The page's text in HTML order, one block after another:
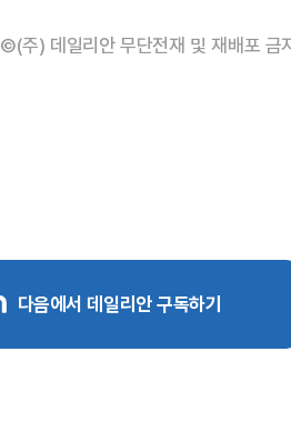
©(주) 데일리안 무단전재 및 재배포 금
다음에서 데일리안 구독하기